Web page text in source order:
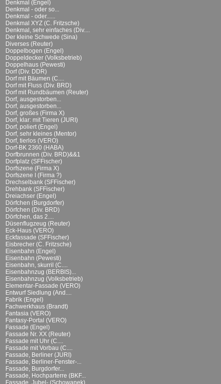
Denkmal (Engel)
Denkmal - oder so...
Denkmal - oder......
Denkmal XYZ (C. Fritzsche)
Denkmal, sehr einfaches (Div....
Der kleine Schwede (Sina)
Diverses (Reuter)
Doppelbogen (Engel)
Doppeldecker (Volksbetrieb)
Doppelhaus (Pewesti)
Dorf (Div. DDR)
Dorf mit Bäumen (C....
Dorf mit Fluss (Div. BRD)
Dorf mit Rundbäumen (Reuter)
Dorf, ausgestorben...
Dorf, ausgestorben...
Dorf, großes (Firma X)
Dorf, klar: mit Tieren (JURI)
Dorf, poliert (Engel)
Dorf, sehr kleines (Mentor)
Dorf, tierlos (VERO)
Dorf-BK 2360 (HABA)
Dorfbrunnen (Div. BRD)&&1
Dorfplatz (SFFischer)
Dorfszene (Firma X)
Dorfszene I (Firma ?)
Drechselbank (SFFischer)
Drehbank (SFFischer)
Dreiachser (Engel)
Dörfchen (Burgdorfer)
Dörfchen (Div. BRD)
Dörfchen, das 2....
Düsenflugzeug (Reuter)
Eck-Haus (VERO)
Eckfassade (SFFischer)
Eisbrecher (C. Fritzsche)
Eisenbahn (Engel)
Eisenbahn (Pewesti)
Eisenbahn, skurril (C....
Eisenbahnzug (BERBIS)...
Eisenbahnzug (Volksbetrieb)
Elementar-Fassade (VERO)
Entwurf Siedlung (And....
Fabrik (Engel)
Fachwerkhaus (Brandt)
Fantasia (VERO)
Fantasy-Portal (VERO)
Fassade (Engel)
Fassade Nr. XX (Reuter)
Fassade mit Uhr (C....
Fassade mit Vorbau (C....
Fassade, Berliner (JURI)
Fassade, Berliner-Fenster-...
Fassade, Burgdorfer...
Fassade, Hochparterre (BKF...
Fassade, Jubel- (Schowanek)